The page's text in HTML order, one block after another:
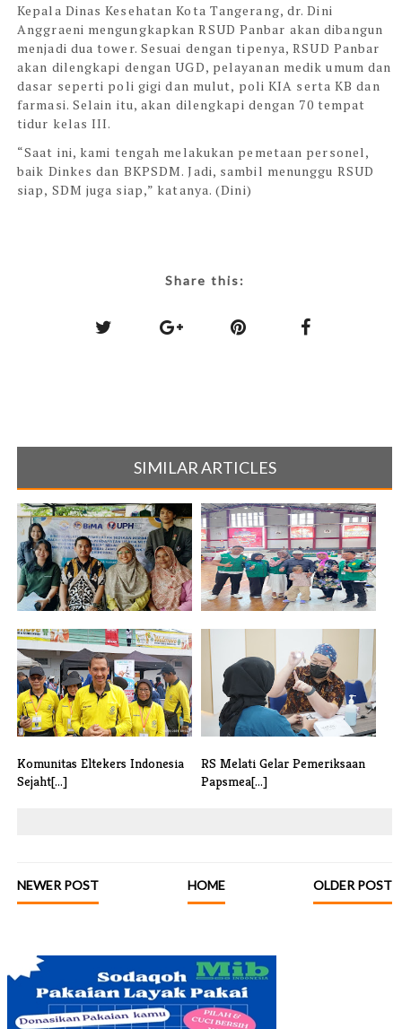
Kepala Dinas Kesehatan Kota Tangerang, dr. Dini
Anggraeni mengungkapkan RSUD Panbar akan dibangun
menjadi dua tower. Sesuai dengan tipenya, RSUD Panbar
akan dilengkapi dengan UGD, pelayanan medik umum dan
dasar seperti poli gigi dan mulut, poli KIA serta KB dan
farmasi. Selain itu, akan dilengkapi dengan 70 tempat
tidur kelas III.
“Saat ini, kami tengah melakukan pemetaan personel,
baik Dinkes dan BKPSDM. Jadi, sambil menunggu RSUD
siap, SDM juga siap,” katanya. (Dini)
Share this:
SIMILAR ARTICLES
UMKM Duo Inang dan UPH
Ciptakan Ino[...]
RS Melati Jamin Perlindungan
Medis [...]
Komunitas Eltekers Indonesia
Sejaht[...]
RS Melati Gelar Pemeriksaan
Papsmea[...]
NEWER POST OLDER POST
HOME